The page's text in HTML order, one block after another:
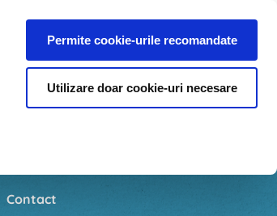
Permite cookie-urile recomandate
Utilizare doar cookie-uri necesare
Contact